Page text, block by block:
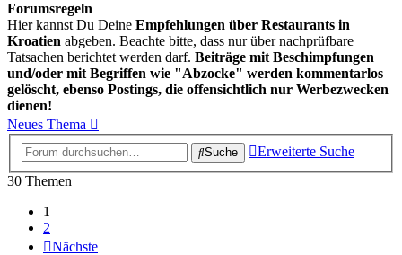
Forumsregeln
Hier kannst Du Deine Empfehlungen über Restaurants in
Kroatien abgeben. Beachte bitte, dass nur über nachprüfbare
Tatsachen berichtet werden darf. Beiträge mit Beschimpfungen
und/oder mit Begriffen wie "Abzocke" werden kommentarlos
gelöscht, ebenso Postings, die offensichtlich nur Werbezwecken
dienen!
Neues Thema
Suche
Erweiterte Suche
30 Themen
1
2
Nächste